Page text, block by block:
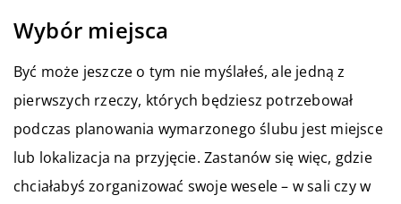
Wybór miejsca
Być może jeszcze o tym nie myślałeś, ale jedną z
pierwszych rzeczy, których będziesz potrzebował
podczas planowania wymarzonego ślubu jest miejsce
lub lokalizacja na przyjęcie. Zastanów się więc, gdzie
chciałabyś zorganizować swoje wesele – w sali czy w